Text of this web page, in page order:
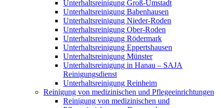
Unterhaltsreinigung Groß-Umstadt
Unterhaltsreinigung Babenhausen
Unterhaltsreinigung Nieder-Roden
Unterhaltsreinigung Ober-Roden
Unterhaltsreinigung Rödermark
Unterhaltsreinigung Eppertshausen
Unterhaltsreinigung Münster
Unterhaltsreinigung in Hanau – SAJA
Reinigungsdienst
Unterhaltsreinigung Reinheim
Reinigung von medizinischen und Pflegeeinrichtungen
Reinigung von medizinischen und